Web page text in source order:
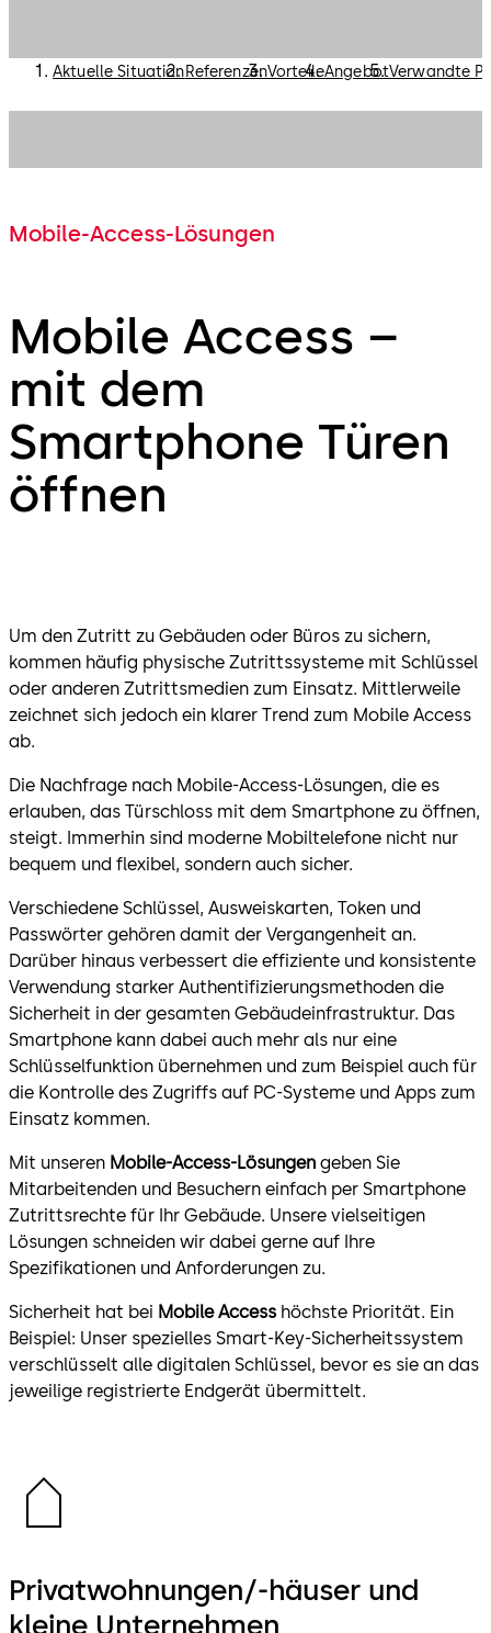
Aktuelle SituationReferenzenVorteileAngebotVerwandte
Mobile-Access-Lösungen
Mobile Access –
mit dem
Smartphone Türen
öffnen
Um den Zutritt zu Gebäuden oder Büros zu sichern,
kommen häufig physische Zutrittssysteme mit Schlüssel
oder anderen Zutrittsmedien zum Einsatz. Mittlerweile
zeichnet sich jedoch ein klarer Trend zum Mobile Access
ab.
Die Nachfrage nach Mobile-Access-Lösungen, die es
erlauben, das Türschloss mit dem Smartphone zu öffnen,
steigt. Immerhin sind moderne Mobiltelefone nicht nur
bequem und flexibel, sondern auch sicher.
Verschiedene Schlüssel, Ausweiskarten, Token und
Passwörter gehören damit der Vergangenheit an.
Darüber hinaus verbessert die effiziente und konsistente
Verwendung starker Authentifizierungsmethoden die
Sicherheit in der gesamten Gebäudeinfrastruktur. Das
Smartphone kann dabei auch mehr als nur eine
Schlüsselfunktion übernehmen und zum Beispiel auch für
die Kontrolle des Zugriffs auf PC-Systeme und Apps zum
Einsatz kommen.
Mit unseren Mobile-Access-Lösungen geben Sie
Mitarbeitenden und Besuchern einfach per Smartphone
Zutrittsrechte für Ihr Gebäude. Unsere vielseitigen
Lösungen schneiden wir dabei gerne auf Ihre
Spezifikationen und Anforderungen zu.
Sicherheit hat bei Mobile Access höchste Priorität. Ein
Beispiel: Unser spezielles Smart-Key-Sicherheitssystem
verschlüsselt alle digitalen Schlüssel, bevor es sie an das
jeweilige registrierte Endgerät übermittelt.
Privatwohnungen/-häuser und
kleine Unternehmen